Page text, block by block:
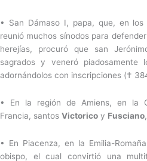
• San Dámaso I, papa, que, en
reunió muchos sínodos para
herejías, procuró que san
sagrados y veneró piadosamente
adornándolos con inscripciones (†
• En la región de Amiens, en la
Francia, santos Victorico y Fusciano
• En Piacenza, en la Emilia-
obispo, el cual convirtió una